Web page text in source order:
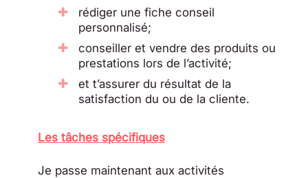
rédiger une fiche conseil
personnalisé;
conseiller et vendre des produits ou
prestations lors de l’activité;
et t’assurer du résultat de la
satisfaction du ou de la cliente.
Les tâches spécifiques
Je passe maintenant aux activités